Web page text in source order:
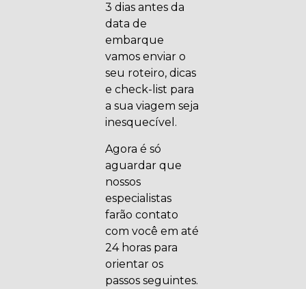
3 dias antes da
data de
embarque
vamos enviar o
seu roteiro, dicas
e check-list para
a sua viagem seja
inesquecível.
Agora é só
aguardar que
nossos
especialistas
farão contato
com você em até
24 horas para
orientar os
passos seguintes.